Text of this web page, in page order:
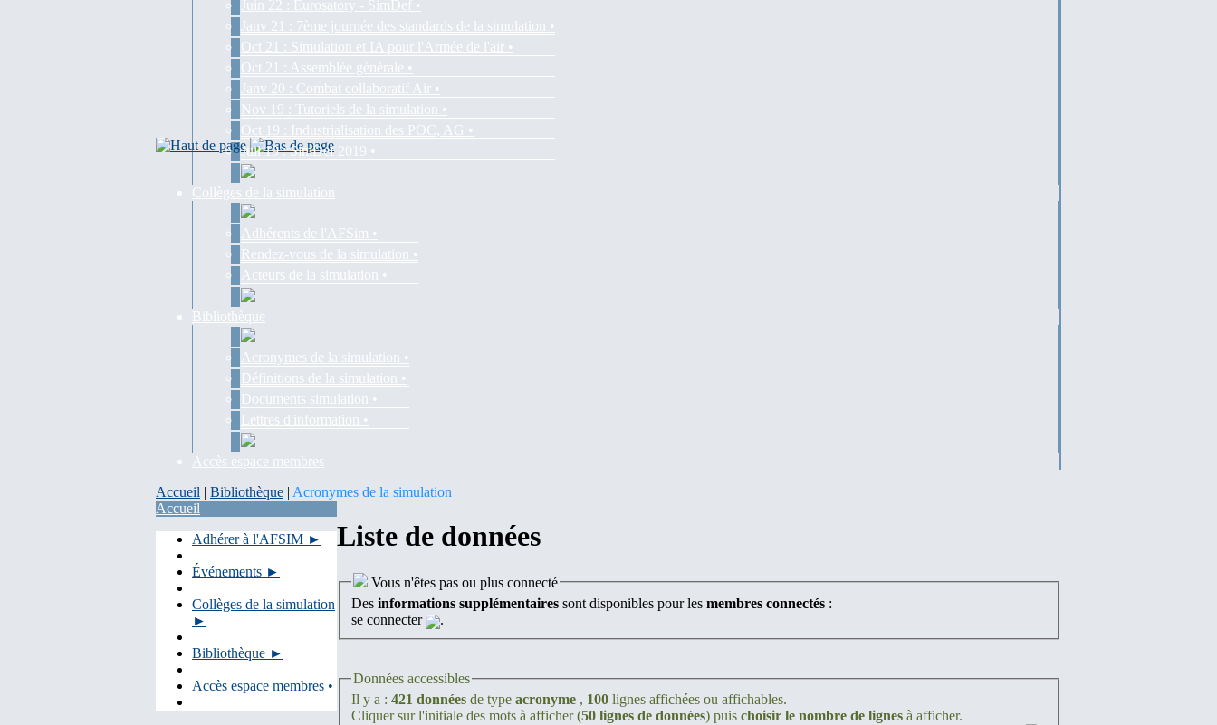
Juin 22 : Eurosatory - SimDef •
Janv 21 : 7ème journée des standards de la simulation •
Oct 21 : Simulation et IA pour l'Armée de l'air •
Oct 21 : Assemblée générale •
Janv 20 : Combat collaboratif Air •
Nov 19 : Tutoriels de la simulation •
Oct 19 : Industrialisation des POC, AG •
Juil 19 : SimDef 2019 •
Collèges de la simulation
Adhérents de l'AFSim •
Rendez-vous de la simulation •
Acteurs de la simulation •
Bibliothèque
Acronymes de la simulation •
Définitions de la simulation •
Documents simulation •
Lettres d'information •
Accès espace membres
Accueil | Bibliothèque | Acronymes de la simulation
Accueil
Adhérer à l'AFSIM ►
Événements ►
Collèges de la simulation
►
Bibliothèque ►
Accès espace membres •
Liste de données
Vous n'êtes pas ou plus connecté
Des informations supplémentaires sont disponibles pour les membres connectés :
se connecter
.
Données accessibles
Il y a : 421 données de type acronyme , 100 lignes affichées ou affichables.
Cliquer sur l'initiale des mots à afficher (50 lignes de données) puis choisir le nombre de lignes à afficher.